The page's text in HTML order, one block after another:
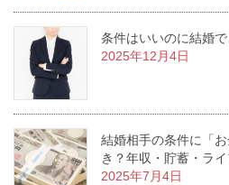
条件はいいのに結婚
2025年12月4日
結婚相手の条件に「
き？年収・貯蓄・ラ
2025年7月4日